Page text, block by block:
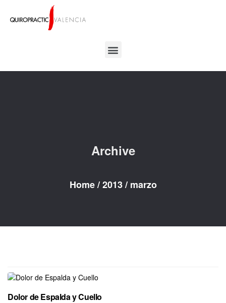
Archive
Home / 2013 / marzo
Dolor de Espalda y Cuello